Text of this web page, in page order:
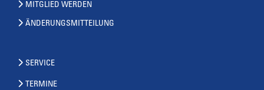
MITGLIED WERDEN
ÄNDERUNGSMITTEILUNG
SERVICE
TERMINE